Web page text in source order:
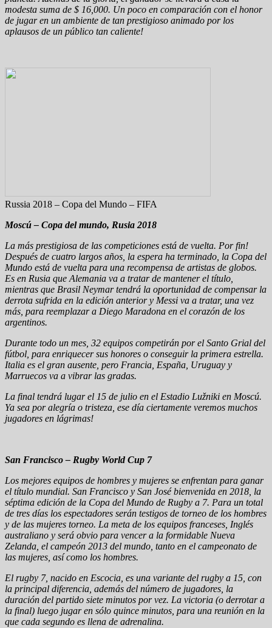
modesta suma de $ 16,000. Un poco en comparación con el honor
de jugar en un ambiente de tan prestigioso animado por los
aplausos de un público tan caliente!
Russia 2018 – Copa del Mundo – FIFA
Moscú – Copa del mundo, Rusia 2018
La más prestigiosa de las competiciones está de vuelta. Por fin!
Después de cuatro largos años, la espera ha terminado, la Copa del
Mundo está de vuelta para una recompensa de artistas de globos.
Es en Rusia que Alemania va a tratar de mantener el título,
mientras que Brasil Neymar tendrá la oportunidad de compensar la
derrota sufrida en la edición anterior y Messi va a tratar, una vez
más, para reemplazar a Diego Maradona en el corazón de los
argentinos.
Durante todo un mes, 32 equipos competirán por el Santo Grial del
fútbol, para enriquecer sus honores o conseguir la primera estrella.
Italia es el gran ausente, pero Francia, España, Uruguay y
Marruecos va a vibrar las gradas.
La final tendrá lugar el 15 de julio en el Estadio Lužniki en Moscú.
Ya sea por alegría o tristeza, ese día ciertamente veremos muchos
jugadores en lágrimas!
San Francisco – Rugby World Cup 7
Los mejores equipos de hombres y mujeres se enfrentan para ganar
el título mundial. San Francisco y San José bienvenida en 2018, la
séptima edición de la Copa del Mundo de Rugby a 7. Para un total
de tres días los espectadores serán testigos de torneo de los hombres
y de las mujeres torneo. La meta de los equipos franceses, Inglés
australiano y será obvio para vencer a la formidable Nueva
Zelanda, el campeón 2013 del mundo, tanto en el campeonato de
las mujeres, así como los hombres.
El rugby 7, nacido en Escocia, es una variante del rugby a 15, con
la principal diferencia, además del número de jugadores, la
duración del partido siete minutos por vez. La victoria (o derrotar a
la final) luego jugar en sólo quince minutos, para una reunión en la
que cada segundo es llena de adrenalina.